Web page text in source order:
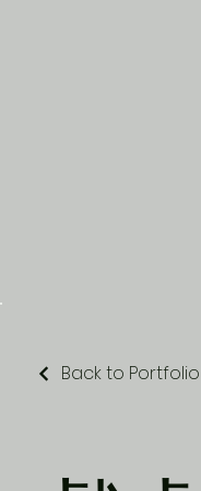
Back to Portfolio